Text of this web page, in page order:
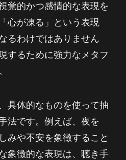
覚的かつ感情的な表現を
心が凍る」という表現
るわけではありません
するために強力なメタフ
具体的なものを使って抽
法です。例えば、夜を
みや不安を象徴すること
象徴的な表現は、聴き手